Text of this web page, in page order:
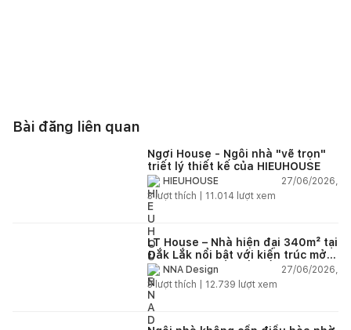
Bài đăng liên quan
Ngơi House - Ngôi nhà "vẽ trọn"
triết lý thiết kế của HIEUHOUSE
HIEUHOUSE
27/06/2026,
3lượt thích | 11.014 lượt xem
LT House – Nhà hiện đại 340m² tại
Đắk Lắk nổi bật với kiến trúc mở
và hệ sân vườn kết nối thiên
nhiên
NNA Design
27/06/2026,
3lượt thích | 12.739 lượt xem